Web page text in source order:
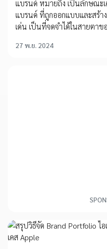
แบรนด์ หมายถึง เป็นลักษณะ
แบรนด์ ที่ถูกออกแบบและสร้า
เด่น เป็นที่จดจำได้ในสายตาข
27 พ.ย. 2024